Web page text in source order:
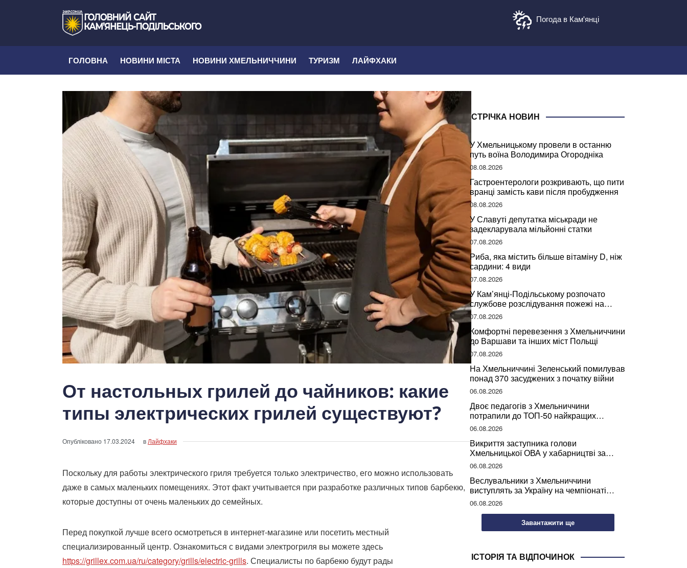
Погода в Кам'янці
ГОЛОВНА НОВИНИ МІСТА НОВИНИ ХМЕЛЬНИЧЧИНИ ТУРИЗМ ЛАЙФХАКИ
От настольных грилей до чайников: какие
типы электрических грилей существуют?
Опубліковано 17.03.2024 в Лайфхаки
Поскольку для работы электрического гриля требуется только электричество, его можно использовать
даже в самых маленьких помещениях. Этот факт учитывается при разработке различных типов барбекю,
которые доступны от очень маленьких до семейных.
Перед покупкой лучше всего осмотреться в интернет-магазине или посетить местный
специализированный центр. Ознакомиться с видами электрогриля вы можете здесь
https://grillex.com.ua/ru/category/grills/electric-grills. Специалисты по барбекю будут рады
СТРІЧКА НОВИН
У Хмельницькому провели в останню
путь воїна Володимира Огородніка
08.08.2026
Гастроентерологи розкривають, що пити
вранці замість кави після пробудження
08.08.2026
У Славуті депутатка міськради не
задекларувала мільйонні статки
07.08.2026
Риба, яка містить більше вітаміну D, ніж
сардини: 4 види
07.08.2026
У Кам’янці-Подільському розпочато
службове розслідування пожежі на
сміттєзвалищі
07.08.2026
Комфортні перевезення з Хмельниччини
до Варшави та інших міст Польщі
07.08.2026
На Хмельниччині Зеленський помилував
понад 370 засуджених з початку війни
06.08.2026
Двоє педагогів з Хмельниччини
потрапили до ТОП-50 найкращих
учителів України
06.08.2026
Викриття заступника голови
Хмельницької ОВА у хабарництві за
підписання контрактів на ремонт доріг
06.08.2026
Веслувальники з Хмельниччини
виступлять за Україну на чемпіонаті
світу
06.08.2026
Завантажити ще
ІСТОРІЯ ТА ВІДПОЧИНОК